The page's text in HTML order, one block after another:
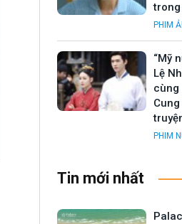
trong
PHIM
“Mỹ
Lệ
cùng
PHIM
Tin mới nhất